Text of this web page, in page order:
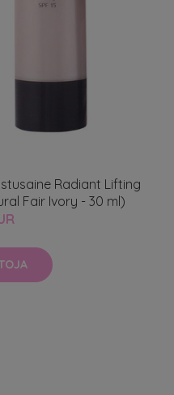
Radiant Lifting
Fair Ivory - 30 ml)